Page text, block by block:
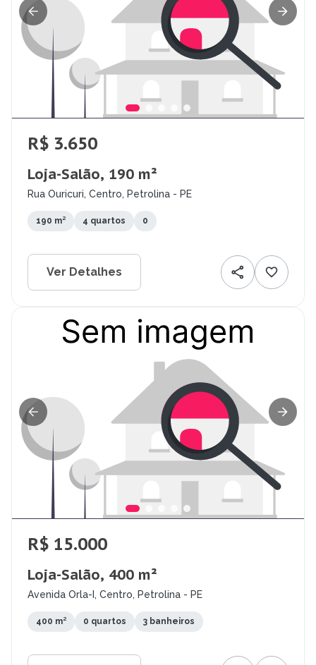
R$ 3.650
Loja-Salão, 190 m²
Rua Ouricuri, Centro, Petrolina - PE
190 m² 4 quartos 0
Ver Detalhes
R$ 15.000
Loja-Salão, 400 m²
Avenida Orla-I, Centro, Petrolina - PE
400 m² 0 quartos 3 banheiros